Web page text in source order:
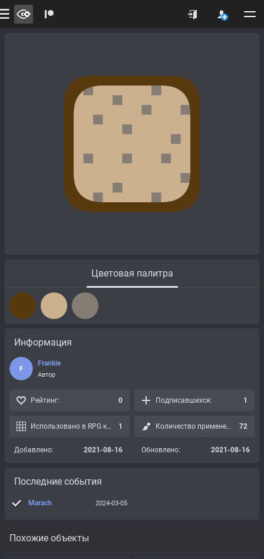
Цветовая палитра
Похожие объекты
Информация
F
Frankie
Автор
Рейтинг: 0 Подписавшихся: 1
Использовано в RPG картах: 1 Количество применений: 72
Добавлено: 2021-08-16 Обновлено: 2021-08-16
Последние события
Marach 2024-03-05